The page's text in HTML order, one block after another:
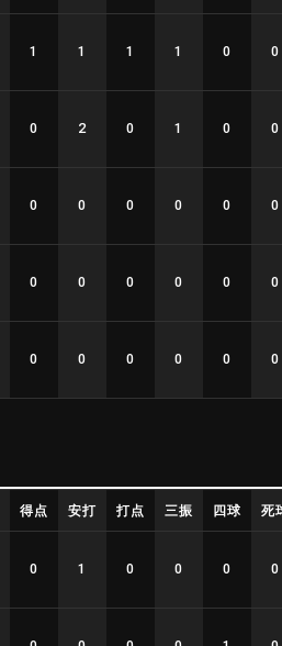
1 1 1 1 0 0
0 2 0 1 0 0
0 0 0 0 0 0
0 0 0 0 0 0
0 0 0 0 0 0
得点 安打 打点 三振 四球 死
0 1 0 0 0 0